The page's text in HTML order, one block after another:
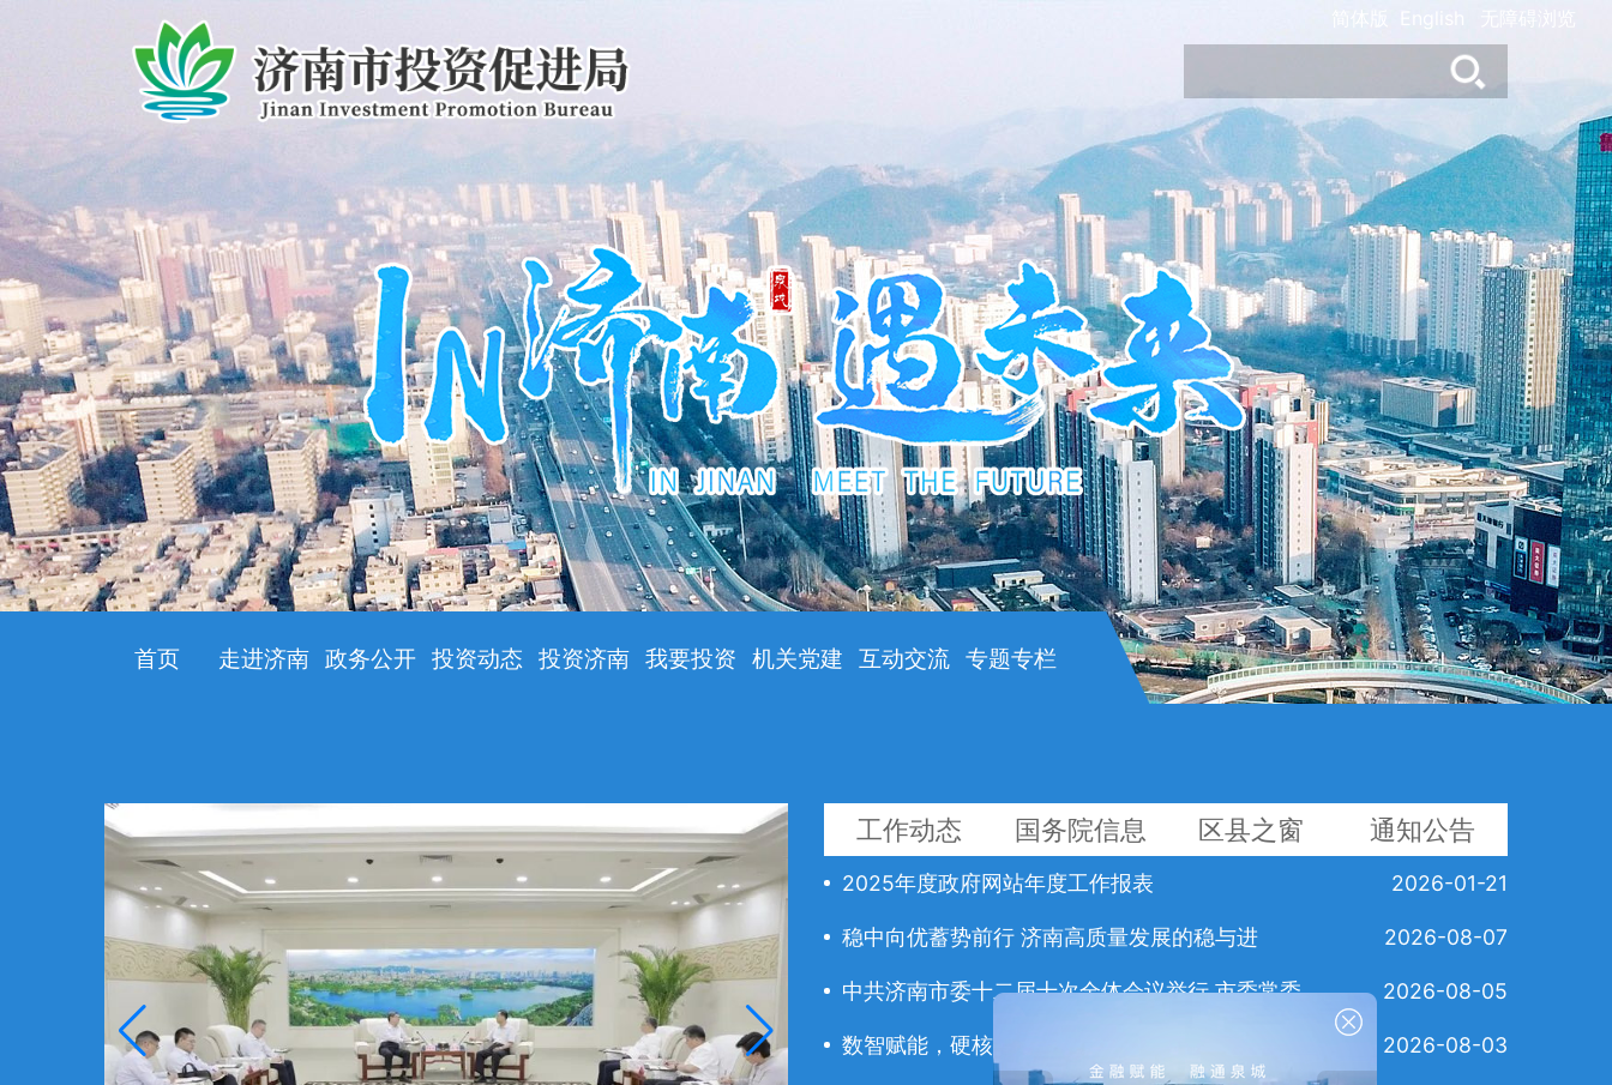
简体版
首页 走进济南 政务公开 投资动态 投资济南 我要投资 机关党建 互动交流 专题专栏
工作动态 国务院信息 区县之窗 通知公告
2025年度政府网站年度工作报表 2026-01-21
稳中向优蓄势前行 济南高质量发展的稳与进 2026-08-07
中共济南市委十二届十次全体会议举行 市委常委... 2026-08-05
数智赋能，硬核领跑！济南机器人产业200亿版... 2026-08-03